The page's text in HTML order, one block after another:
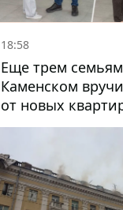
18:58
Еще трем
Каменском
от новых